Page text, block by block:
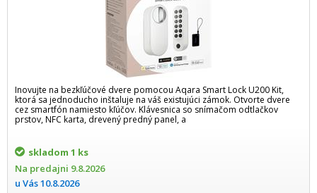
Inovujte na bezkľúčové dvere pomocou Aqara Smart Lock U200 Kit,
ktorá sa jednoducho inštaluje na váš existujúci zámok. Otvorte dvere
cez smartfón namiesto kľúčov. Klávesnica so snímačom odtlačkov
prstov, NFC karta, drevený predný panel, a
skladom 1 ks
Na predajni 9.8.2026
u Vás10.8.2026